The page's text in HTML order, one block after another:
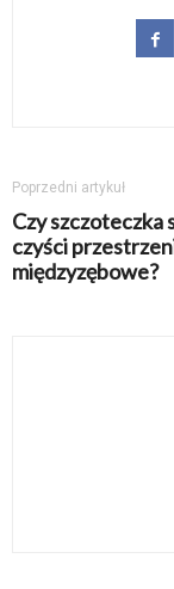
Poprzedni artykuł
Czy szczoteczka
czyści
międzyzębowe?